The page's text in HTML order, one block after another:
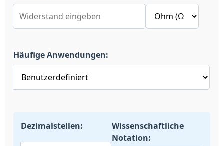
Häufige Anwendungen:
Dezimalstellen:
Wissenschaftliche
Notation: